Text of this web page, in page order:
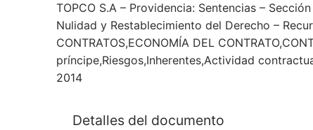
TOPCO S.A – Providencia: Sentencias –
Nulidad y Restablecimiento del Derecho –
CONTRATOS,ECONOMÍA DEL
príncipe,Riesgos,Inherentes,Actividad
2014
Detalles del documento